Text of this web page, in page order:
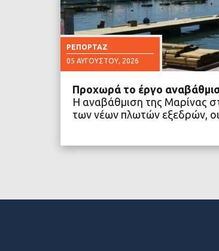
ΡΕΠΟΡΤΆΖ
05 ΑΥΓΟΎΣΤΟΥ, 2026
Προχωρά το έργο
Η αναβάθμιση της Μαρίνας
των νέων πλωτών εξεδρών,